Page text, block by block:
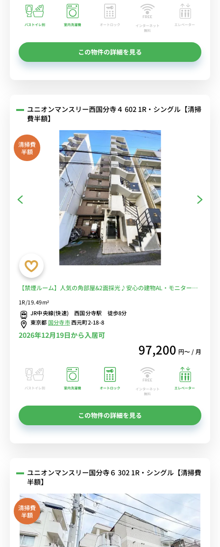
バストイレ別 室内洗濯機 オートロック
インターネット
無料
エレベーター
この物件の詳細を見る
ユニオンマンスリー西国分寺４ 602 1R・シングル【清掃
費半額】
清掃費
半額
【禁煙ルーム】人気の角部屋&2面採光♪安心の建物AL・モニター付
レンジなど生活家電のあるお部屋♪嬉しいエレベーターのある建物■
選べるWi-Fi格安レンタル中！
1R/19.49m²
JR中央線(快速) 西国分寺駅 徒歩8分
東京都 国分寺市西元町2-18-8
2026年12月19日から入居可
97,200 円〜 / 月
バストイレ別 室内洗濯機 オートロック
インターネット
無料
エレベーター
この物件の詳細を見る
ユニオンマンスリー国分寺６ 302 1R・シングル【清掃費
半額】
清掃費
半額